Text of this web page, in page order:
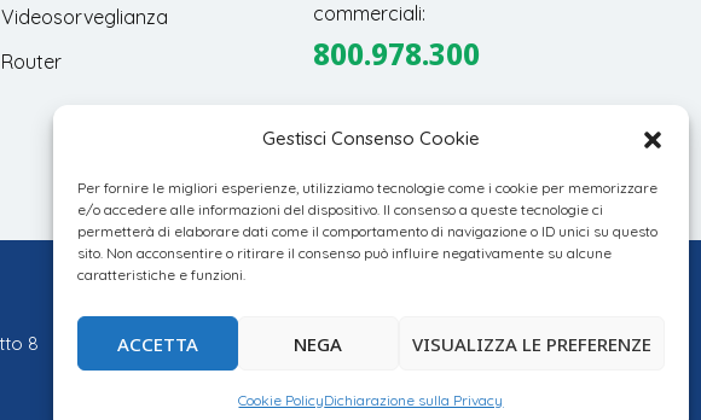
Gestisci Consenso Cookie
Per fornire le migliori esperienze, utilizziamo tecnologie come i cookie per memorizzare
e/o accedere alle informazioni del dispositivo. Il consenso a queste tecnologie ci
permetterà di elaborare dati come il comportamento di navigazione o ID unici su questo
sito. Non acconsentire o ritirare il consenso può influire negativamente su alcune
caratteristiche e funzioni.
ACCETTA NEGA VISUALIZZA LE PREFERENZE
Cookie PolicyDichiarazione sulla Privacy
Videosorveglianza
Router
commerciali:
800.978.300